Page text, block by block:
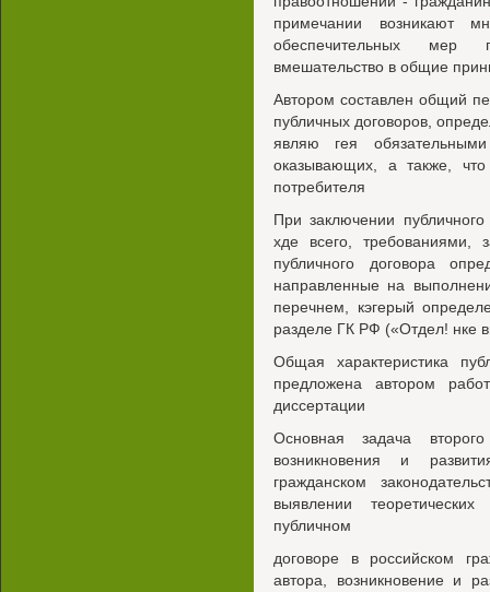
примечании возникают
обеспечительных мер
вмешательство в общие
Автором составлен общий
публичных договоров,
являю гея
оказывающих, а также,
потребителя
При заключении
хде всего,
публичного договора
направленные на
перечнем, кэгерый
разделе ГК РФ («Отдел! нке
Общая характеристика
предложена автором
диссертации
Основная задача
возникновения и
гражданском
выявлении
публичном
договоре в российском
автора, возникновение и